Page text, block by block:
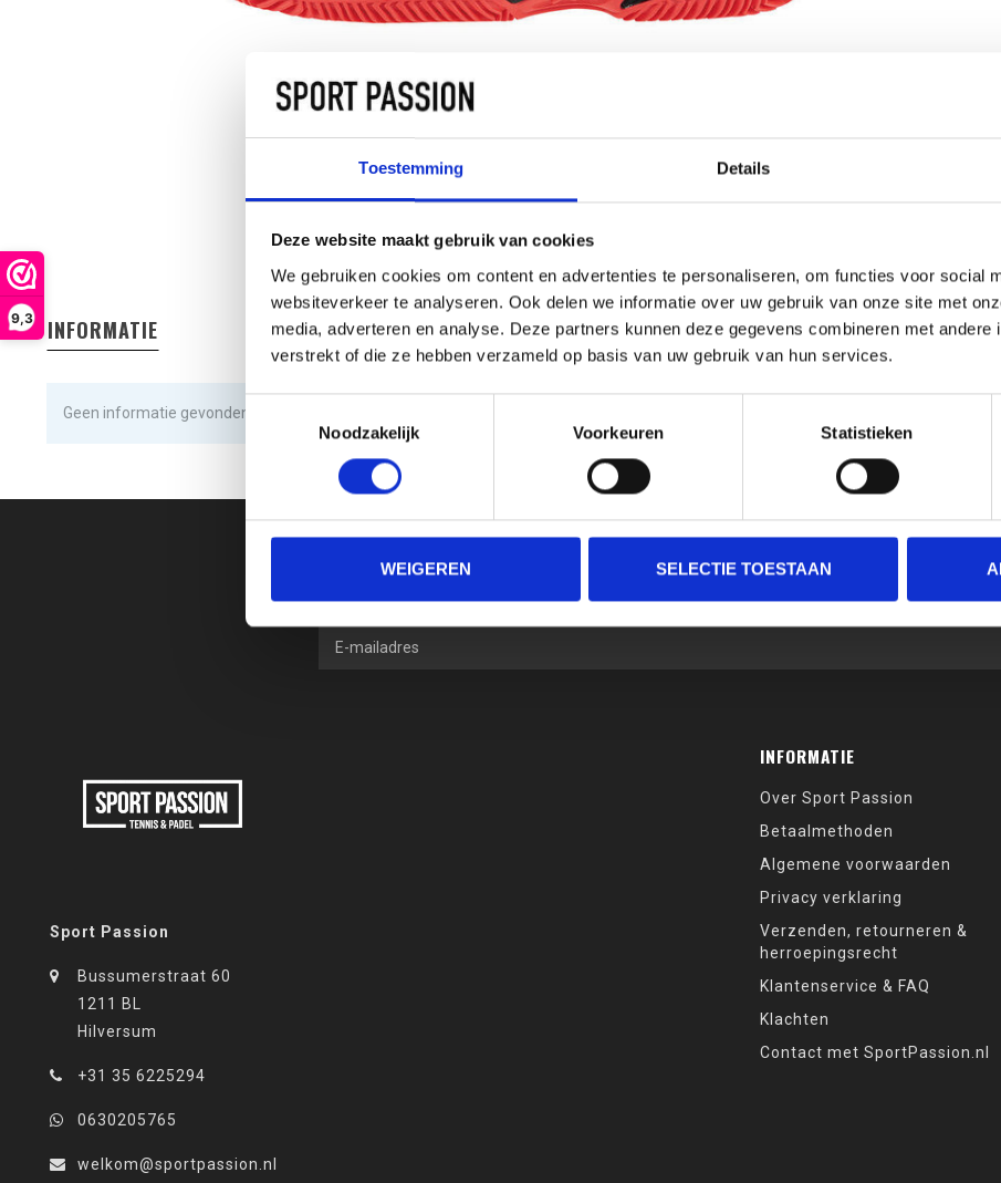
Toestemming Details
Deze website maakt gebruik van cookies
We gebruiken cookies om content en advertenties te personaliseren, om functies voor social
websiteverkeer te analyseren. Ook delen we informatie over uw gebruik van onze site met
media, adverteren en analyse. Deze partners kunnen deze gegevens combineren met andere
verstrekt of die ze hebben verzameld op basis van uw gebruik van hun services.
Toestemmingsselectie
Noodzakelijk
Voorkeuren Statistieken
WEIGEREN SELECTIE TOESTAAN
9,3 INFORMATIE
Geen informatie gevonden
SCHRIJF JE IN VOOR ONZE NIEUWSBRIEF
En ontvang direct 10% korting in onze webwinkel
Sport Passion
Bussumerstraat 60
1211 BL
Hilversum
+31 35 6225294
0630205765
welkom@sportpassion.nl
INFORMATIE
Over Sport Passion
Betaalmethoden
Algemene voorwaarden
Privacy verklaring
Verzenden, retourneren &
herroepingsrecht
Klantenservice & FAQ
Klachten
Contact met SportPassion.nl